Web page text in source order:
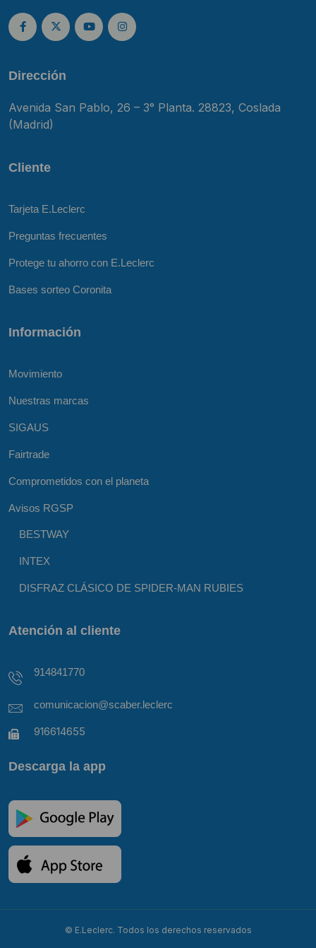
Dirección
Avenida San Pablo, 26 – 3° Planta. 28823, Coslada
(Madrid)
Cliente
Tarjeta E.Leclerc
Preguntas frecuentes
Protege tu ahorro con E.Leclerc
Bases sorteo Coronita
Información
Movimiento
Nuestras marcas
SIGAUS
Fairtrade
Comprometidos con el planeta
Avisos RGSP
BESTWAY
INTEX
DISFRAZ CLÁSICO DE SPIDER-MAN RUBIES
Atención al cliente
914841770
comunicacion@scaber.leclerc
916614655
Descarga la app
© E.Leclerc. Todos los derechos reservados